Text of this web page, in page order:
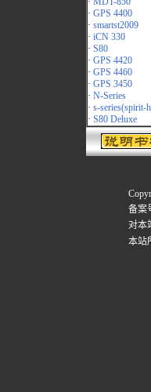
· GPS 4400
· smartst2009
· iCN 330
· S80
· GPS 4420
· GPS 4460
· GPS 3450
· N-Series
· s-series(spirit-
· S80 Deluxe
备案
对本
本站